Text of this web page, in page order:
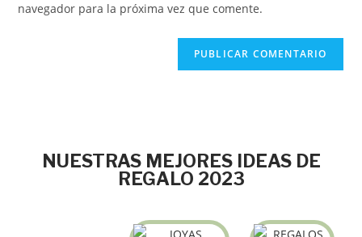
navegador para la próxima vez que comente.
NUESTRAS MEJORES IDEAS DE
REGALO 2023